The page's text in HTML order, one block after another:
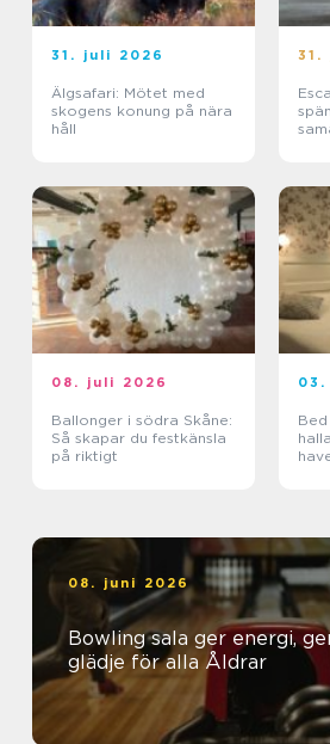
31. juli 2026
Älgsafari: Mötet med
skogens konung på nära
håll
31.
08. juli 2026
Ballonger i södra Skåne:
Så skapar du festkänsla
på riktigt
halland
08. juni 2026
Bowling sala ger energi,
glädje för alla Åldrar